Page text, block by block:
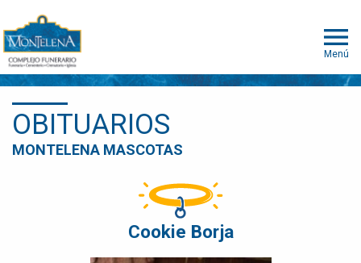
Menú
OBITUARIOS
MONTELENA MASCOTAS
Cookie Borja